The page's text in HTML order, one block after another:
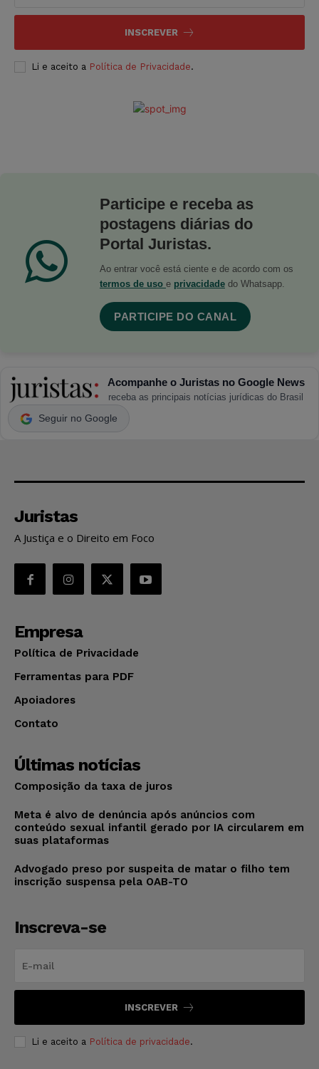
INSCREVER
Li e aceito a Política de Privacidade.
Participe e receba as
postagens diárias do
Portal Juristas.
Ao entrar você está ciente e de acordo com os
termos de uso e privacidade do Whatsapp.
PARTICIPE DO CANAL
Acompanhe o Juristas no Google News
receba as principais notícias jurídicas do Brasil
Seguir no Google
Juristas
A Justiça e o Direito em Foco
Empresa
Política de Privacidade
Ferramentas para PDF
Apoiadores
Contato
Últimas notícias
Composição da taxa de juros
Meta é alvo de denúncia após anúncios com
conteúdo sexual infantil gerado por IA circularem em
suas plataformas
Advogado preso por suspeita de matar o filho tem
inscrição suspensa pela OAB-TO
Inscreva-se
INSCREVER
Li e aceito a Política de privacidade.